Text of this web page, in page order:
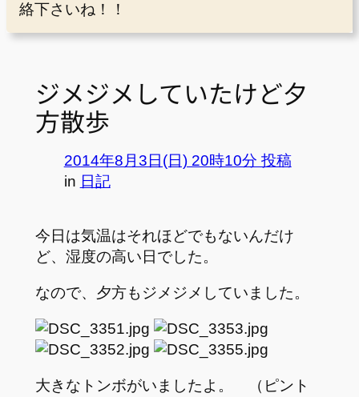
絡下さいね！！
ジメジメしていたけど夕
方散歩
2014年8月3日(日) 20時10分 投稿
in 日記
今日は気温はそれほどでもないんだけ
ど、湿度の高い日でした。
なので、夕方もジメジメしていました。
大きなトンボがいましたよ。 （ピント